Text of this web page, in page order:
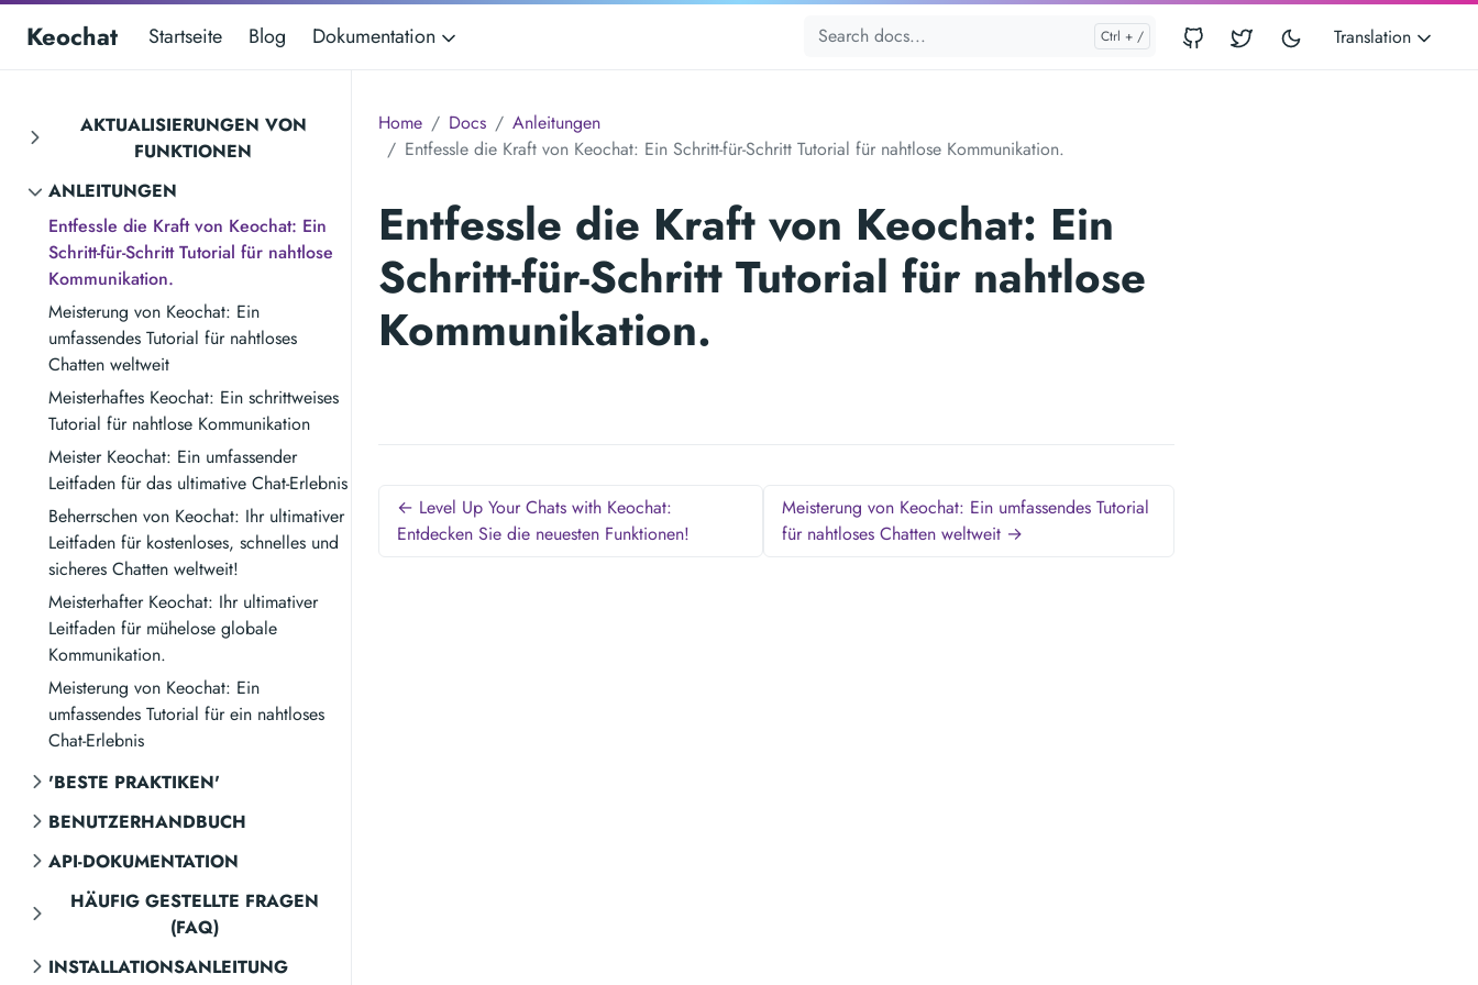
Keochat Startseite Blog Dokumentation Translation
AKTUALISIERUNGEN VON
FUNKTIONEN
ANLEITUNGEN
Entfessle die Kraft von Keochat: Ein
Schritt-für-Schritt Tutorial für nahtlose
Kommunikation.
Meisterung von Keochat: Ein
umfassendes Tutorial für nahtloses
Chatten weltweit
Meisterhaftes Keochat: Ein schrittweises
Tutorial für nahtlose Kommunikation
Meister Keochat: Ein umfassender
Leitfaden für das ultimative Chat-Erlebnis
Beherrschen von Keochat: Ihr ultimativer
Leitfaden für kostenloses, schnelles und
sicheres Chatten weltweit!
Meisterhafter Keochat: Ihr ultimativer
Leitfaden für mühelose globale
Kommunikation.
Meisterung von Keochat: Ein
umfassendes Tutorial für ein nahtloses
Chat-Erlebnis
'BESTE PRAKTIKEN'
BENUTZERHANDBUCH
API-DOKUMENTATION
HÄUFIG GESTELLTE FRAGEN
(FAQ)
INSTALLATIONSANLEITUNG
Home Docs
Anleitungen
Entfessle die Kraft von Keochat: Ein Schritt-für-Schritt Tutorial für nahtlose Kommunikation.
Entfessle die Kraft von Keochat: Ein
Schritt-für-Schritt Tutorial für nahtlose
Kommunikation.
← Level Up Your Chats with Keochat:
Entdecken Sie die neuesten Funktionen!
Meisterung von Keochat: Ein umfassendes Tutorial
für nahtloses Chatten weltweit →